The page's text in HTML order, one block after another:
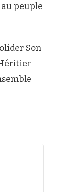
au peuple
Son